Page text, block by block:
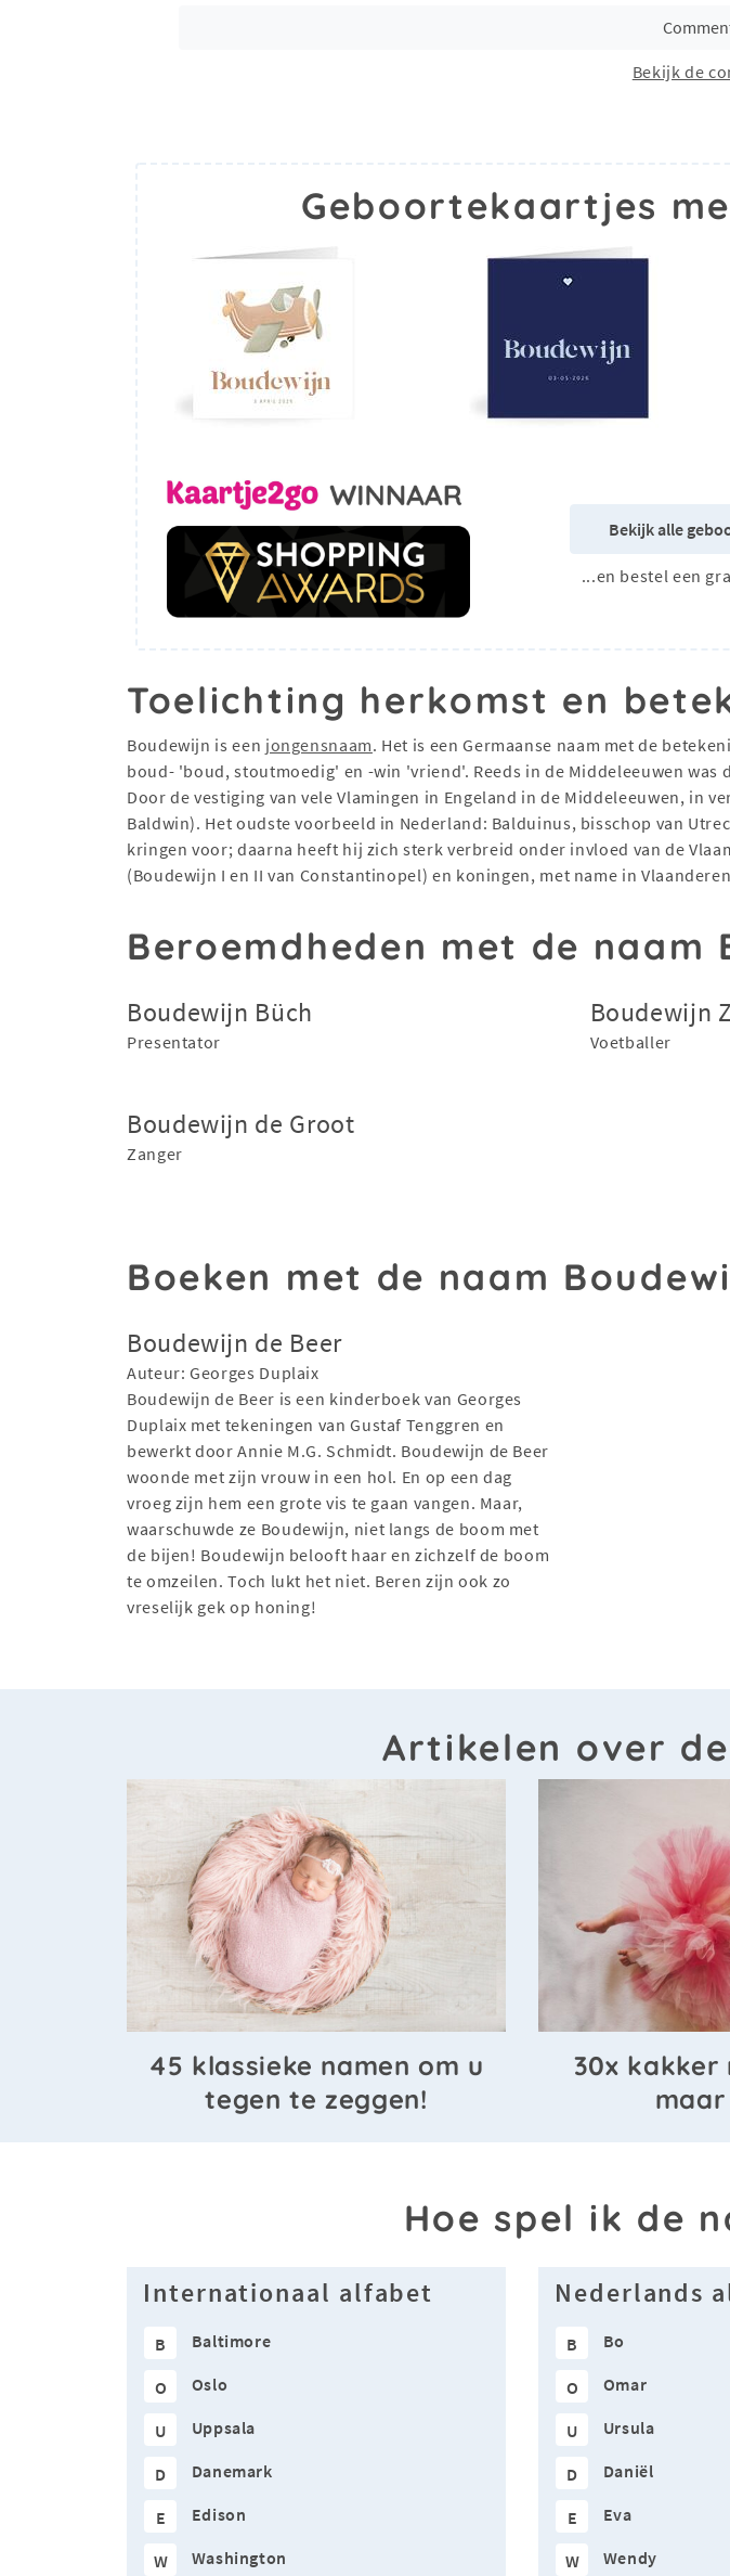
Bekijk de
Geboortekaartjes
Bekijk alle
...en bestel een
Toelichting herkomst en
Boudewijn is een jongensnaam. Het is een Germaanse naam met de
boud- 'boud, stoutmoedig' en -win 'vriend'. Reeds in de Middeleeuwen was
Door de vestiging van vele Vlamingen in Engeland in de Middeleeuwen, in
Baldwin). Het oudste voorbeeld in Nederland: Balduinus, bisschop van
kringen voor; daarna heeft hij zich sterk verbreid onder invloed van de
(Boudewijn I en II van Constantinopel) en koningen, met name in
Beroemdheden met de naam
Boudewijn Büch
Presentator
Boudewijn
Voetballer
Boudewijn de Groot
Zanger
Boeken met de naam
Boudewijn de Beer
Auteur: Georges Duplaix
Boudewijn de Beer is een kinderboek van Georges
Duplaix met tekeningen van Gustaf Tenggren en
bewerkt door Annie M.G. Schmidt. Boudewijn de Beer
woonde met zijn vrouw in een hol. En op een dag
vroeg zijn hem een grote vis te gaan vangen. Maar,
waarschuwde ze Boudewijn, niet langs de boom met
de bijen! Boudewijn belooft haar en zichzelf de boom
te omzeilen. Toch lukt het niet. Beren zijn ook zo
vreselijk gek op honing!
Artikelen over
45 klassieke namen om u
tegen te zeggen!
30x kakker
Hoe spel ik de
Internationaal alfabet
B Baltimore
O Oslo
U Uppsala
D Danemark
E Edison
W Washington
Nederlands
B Bo
O Omar
U Ursula
D Daniël
E Eva
W Wendy